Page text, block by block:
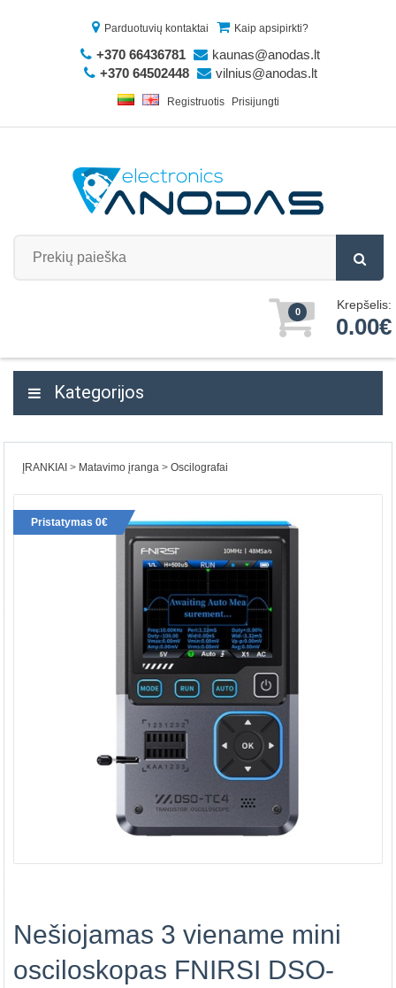
Parduotuvių kontaktai Kaip apsipirkti?
+370 66436781
kaunas@anodas.lt
+370 64502448
vilnius@anodas.lt
Registruotis Prisijungti
0 Krepšelis:
0.00€
Kategorijos
ĮRANKIAI Matavimo įranga Oscilografai
Pristatymas 0€
Nešiojamas 3 viename mini
osciloskopas FNIRSI DSO-